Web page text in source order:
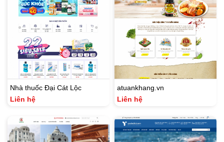
Nhà thuốc Đại Cát Lộc
Liên hệ
atuankhang.vn
Liên hệ